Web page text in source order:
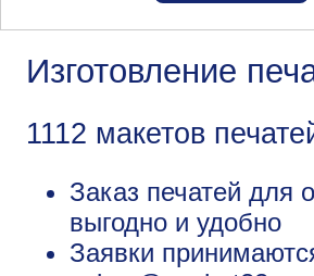
Изготовление
1112 макетов
Заказ печатей для
выгодно и удобно
Заявки